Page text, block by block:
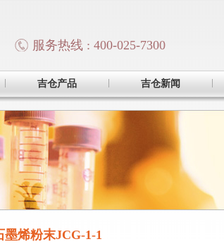
服务热线 : 400-025-7300
吉仓产品 吉仓新闻
墨烯粉末JCG-1-1